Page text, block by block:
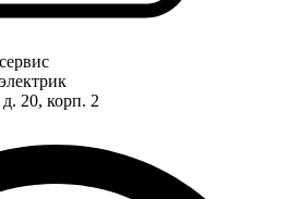
д. 20, корп. 2